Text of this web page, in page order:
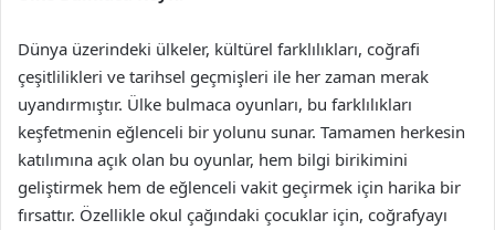
Dünya üzerindeki ülkeler, kültürel farklılıkları, coğrafi
çeşitlilikleri ve tarihsel geçmişleri ile her zaman merak
uyandırmıştır. Ülke bulmaca oyunları, bu farklılıkları
keşfetmenin eğlenceli bir yolunu sunar. Tamamen herkesin
katılımına açık olan bu oyunlar, hem bilgi birikimini
geliştirmek hem de eğlenceli vakit geçirmek için harika bir
fırsattır. Özellikle okul çağındaki çocuklar için, coğrafyayı